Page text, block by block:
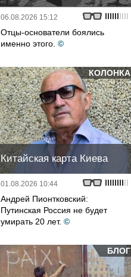
06.08.2026 15:12
Отцы-основатели боялись
именно этого. ©
КОЛОНКА
Китайская карта Киева
01.08.2026 10:44
Андрей Пионтковский:
Путинская Россия не будет
умирать 20 лет. ©
БЛОГ